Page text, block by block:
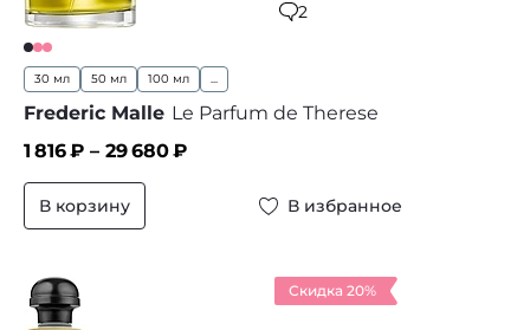
2
30 мл 50 мл 100 мл ...
Frederic Malle Le Parfum de Therese
1 816₽ – 29 680₽
В корзину В избранное
Скидка 20%